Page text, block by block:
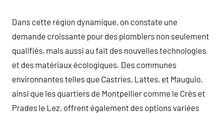
Dans cette région dynamique, on constate une
demande croissante pour des plombiers non seulement
qualifiés, mais aussi au fait des nouvelles technologies
et des matériaux écologiques. Des communes
environnantes telles que Castries, Lattes, et Mauguio,
ainsi que les quartiers de Montpellier comme le Crès et
Prades le Lez, offrent également des options variées